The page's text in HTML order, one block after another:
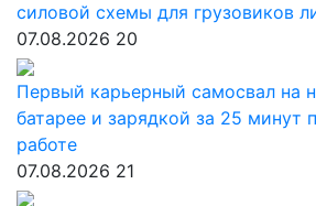
силовой схемы для грузовиков
07.08.2026 20
Первый карьерный самосвал на
батарее и зарядкой за 25 минут
работе
07.08.2026 21